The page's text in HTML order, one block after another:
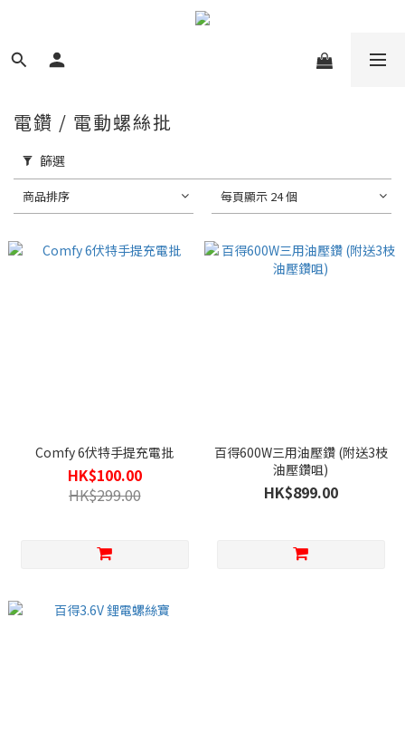
電鑽 / 電動螺絲批
篩選
商品排序 每頁顯示 24 個
Comfy 6伏特手提充電批
HK$100.00
HK$299.00
百得600W三用油壓鑽 (附送3枝
油壓鑽咀)
HK$899.00